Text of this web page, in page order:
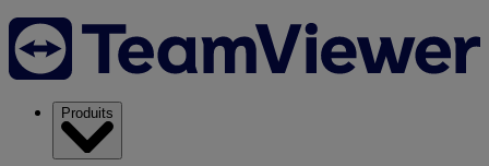
Produits